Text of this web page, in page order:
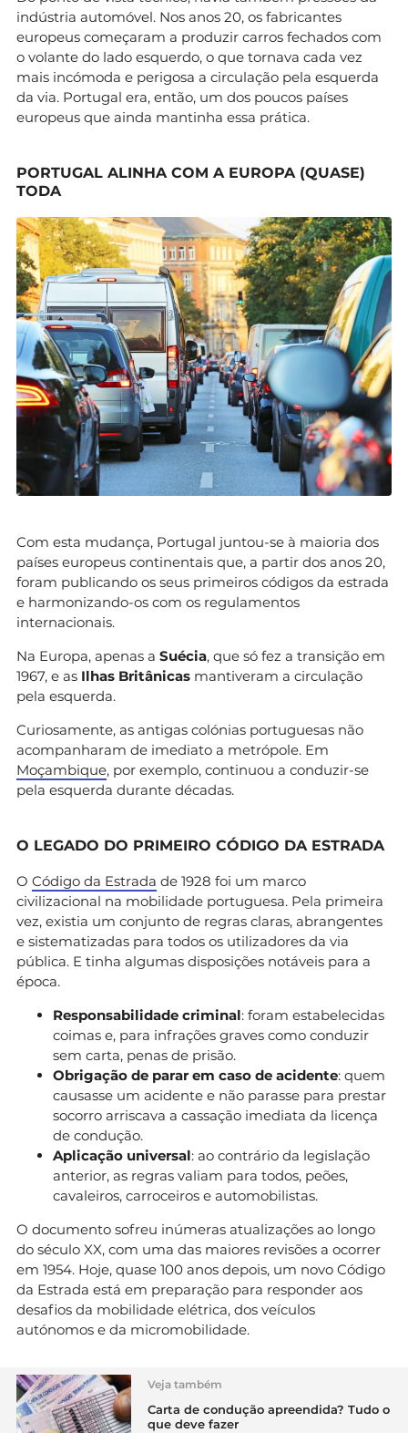
indústria automóvel. Nos anos 20, os fabricantes
europeus começaram a produzir carros fechados com
o volante do lado esquerdo, o que tornava cada vez
mais incómoda e perigosa a circulação pela esquerda
da via. Portugal era, então, um dos poucos países
europeus que ainda mantinha essa prática.
PORTUGAL ALINHA COM A EUROPA (QUASE)
TODA
Com esta mudança, Portugal juntou-se à maioria dos
países europeus continentais que, a partir dos anos 20,
foram publicando os seus primeiros códigos da estrada
e harmonizando-os com os regulamentos
internacionais.
Na Europa, apenas a Suécia, que só fez a transição em
1967, e as Ilhas Britânicas mantiveram a circulação
pela esquerda.
Curiosamente, as antigas colónias portuguesas não
acompanharam de imediato a metrópole. Em
Moçambique, por exemplo, continuou a conduzir-se
pela esquerda durante décadas.
O LEGADO DO PRIMEIRO CÓDIGO DA ESTRADA
O Código da Estrada de 1928 foi um marco
civilizacional na mobilidade portuguesa. Pela primeira
vez, existia um conjunto de regras claras, abrangentes
e sistematizadas para todos os utilizadores da via
pública. E tinha algumas disposições notáveis para a
época.
Responsabilidade criminal: foram estabelecidas
coimas e, para infrações graves como conduzir
sem carta, penas de prisão.
Obrigação de parar em caso de acidente: quem
causasse um acidente e não parasse para prestar
socorro arriscava a cassação imediata da licença
de condução.
Aplicação universal: ao contrário da legislação
anterior, as regras valiam para todos, peões,
cavaleiros, carroceiros e automobilistas.
O documento sofreu inúmeras atualizações ao longo
do século XX, com uma das maiores revisões a ocorrer
em 1954. Hoje, quase 100 anos depois, um novo Código
da Estrada está em preparação para responder aos
desafios da mobilidade elétrica, dos veículos
autónomos e da micromobilidade.
Veja também
Carta de condução apreendida? Tudo o
que deve fazer